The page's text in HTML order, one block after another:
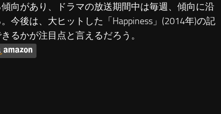
向があり、ドラマの放送期間中は毎週、傾向に沿
今後は、大ヒットした「Happiness」(2014年)の記
るかが注目点と言えるだろう。